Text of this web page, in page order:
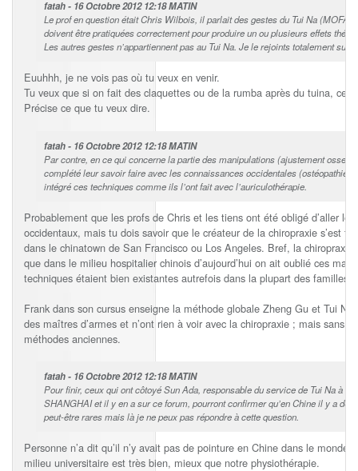
fatah - 16 Octobre 2012 12:18 MATIN
Le prof en question était Chris Wilbois, il parlait des gestes du Tui Na
doivent être pratiquées correctement pour produire un ou plusieurs effets
Les autres gestes n’appartiennent pas au Tui Na. Je le rejoints totalement sur
Euuhhh, je ne vois pas où tu veux en venir.
Tu veux que si on fait des claquettes ou de la rumba après du tuina, ce
Précise ce que tu veux dire.
fatah - 16 Octobre 2012 12:18 MATIN
Par contre, en ce qui concerne la partie des manipulations (ajustement
complété leur savoir faire avec les connaissances occidentales (ostéopathie,
intégré ces techniques comme ils l’ont fait avec l’auriculothérapie.
Probablement que les profs de Chris et les tiens ont été obligé d’aller
occidentaux, mais tu dois savoir que le créateur de la chiropraxie s’est
dans le chinatown de San Francisco ou Los Angeles. Bref, la
que dans le milieu hospitalier chinois d’aujourd’hui on ait oublié ces
techniques étaient bien existantes autrefois dans la plupart des familles
Frank dans son cursus enseigne la méthode globale Zheng Gu et Tui
des maîtres d’armes et n’ont rien à voir avec la chiropraxie ; mais sans
méthodes anciennes.
fatah - 16 Octobre 2012 12:18 MATIN
Pour finir, ceux qui ont côtoyé Sun Ada, responsable du service de Tui Na à
SHANGHAI et il y en a sur ce forum, pourront confirmer qu’en Chine il y a
peut-être rares mais là je ne peux pas répondre à cette question.
Personne n’a dit qu’il n’y avait pas de pointure en Chine dans le
milieu universitaire est très bien, mieux que notre physiothérapie.